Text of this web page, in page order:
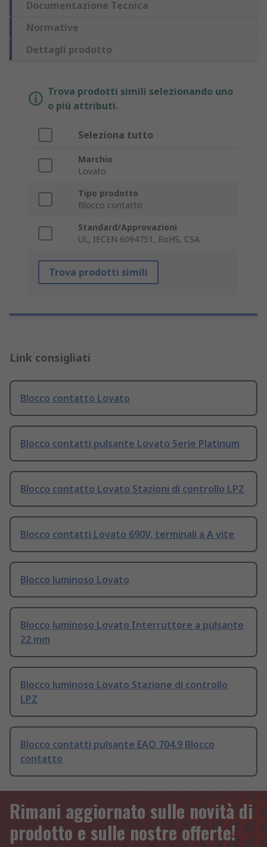
Documentazione Tecnica
Normative
Dettagli prodotto
Trova prodotti simili selezionando uno
o più attributi.
Seleziona tutto
Marchio
Lovato
Tipo prodotto
Blocco contatto
Standard/Approvazioni
UL, IECEN 6094751, RoHS, CSA
Trova prodotti simili
Link consigliati
Blocco contatto Lovato
Blocco contatti pulsante Lovato Serie Platinum
Blocco contatto Lovato Stazioni di controllo LPZ
Blocco contatti Lovato 690V, terminali a A vite
Blocco luminoso Lovato
Blocco luminoso Lovato Interruttore a pulsante
22 mm
Blocco luminoso Lovato Stazione di controllo
LPZ
Blocco contatti pulsante EAO 704.9 Blocco
contatto
Rimani aggiornato sulle novità di
prodotto e sulle nostre offerte!